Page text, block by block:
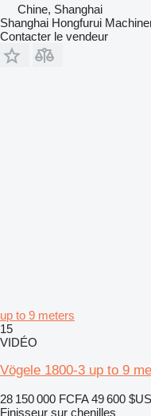
Chine, Shanghai
Shanghai Hongfurui
Contacter le vendeur
up to 9 meters
15
VIDÉO
Vögele 1800-3 up to 9
28 150 000 FCFA 49 600 $US
Finisseur sur chenilles